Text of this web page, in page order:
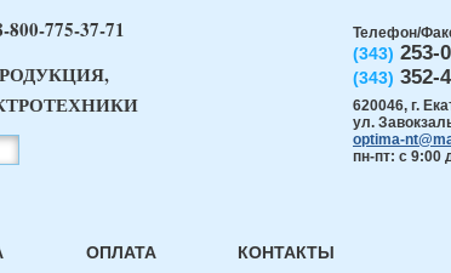
Телефон/
(343) 253-
(343) 352-
620046, г.
ул.
optima-
пн-пт: с 9:00
800-775-37-71
ОПЛАТА КОНТАКТЫ